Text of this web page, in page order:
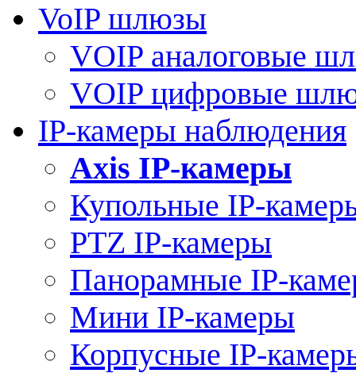
VoIP шлюзы
VOIP аналоговые
VOIP цифровые
IP-камеры наблюдения
Axis IP-камеры
Купольные IP-
PTZ IP-камеры
Панорамные IP-
Мини IP-камеры
Корпусные IP-